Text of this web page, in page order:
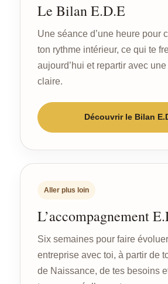
Le Bilan E.D.E
Une séance d’une heure pour
ton rythme intérieur, ce qui te
aujourd’hui et repartir avec
claire.
Découvrir le Bilan
Aller plus loin
L’accompagnement
Six semaines pour faire
entreprise avec toi, à partir de
de Naissance, de tes besoins